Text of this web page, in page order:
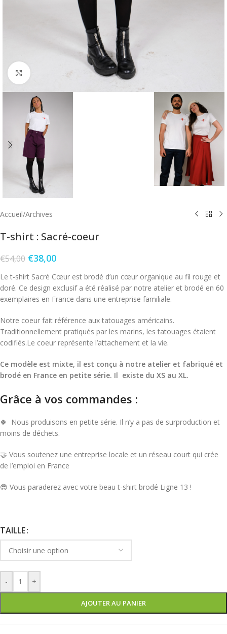
Click to enlarge
Accueil/Archives
T-shirt : Sacré-coeur
€54,00 €38,00
Le t-shirt Sacré Cœur est brodé d’un cœur organique au fil rouge et
doré. Ce design exclusif a été réalisé par notre atelier et brodé en 60
exemplaires en France dans une entreprise familiale.
Notre coeur fait référence aux tatouages américains.
Traditionnellement pratiqués par les marins, les tatouages étaient
codifiés.Le coeur représente l’attachement et la vie.
Ce modèle est mixte, il est conçu à notre atelier et fabriqué et
brodé en France en petite série. Il existe du XS au XL.
Grâce à vos commandes :
🍀 Nous produisons en petite série. Il n’y a pas de surproduction et
moins de déchets.
🤝‍ Vous soutenez une entreprise locale et un réseau court qui crée
de l’emploi en France
😎 Vous paraderez avec votre beau t-shirt brodé Ligne 13 !
TAILLE
- +
AJOUTER AU PANIER